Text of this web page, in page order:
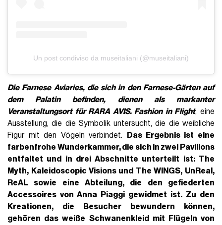
Un post condiviso da museitaliani (@museitaliani)
Die Farnese Aviaries, die sich in den Farnese-Gärten auf
dem Palatin befinden, dienen als markanter
Veranstaltungsort für RARA AVIS. Fashion in Flight, eine
Ausstellung, die die Symbolik untersucht, die die weibliche
Figur mit den Vögeln verbindet.
Das Ergebnis ist eine
farbenfrohe Wunderkammer, die sich in zwei Pavillons
entfaltet und in drei Abschnitte unterteilt ist: The
Myth, Kaleidoscopic Visions und The WINGS, UnReal,
ReAL sowie eine Abteilung, die den gefiederten
Accessoires von Anna Piaggi gewidmet ist. Zu den
Kreationen, die Besucher bewundern können,
gehören das weiße Schwanenkleid mit Flügeln von